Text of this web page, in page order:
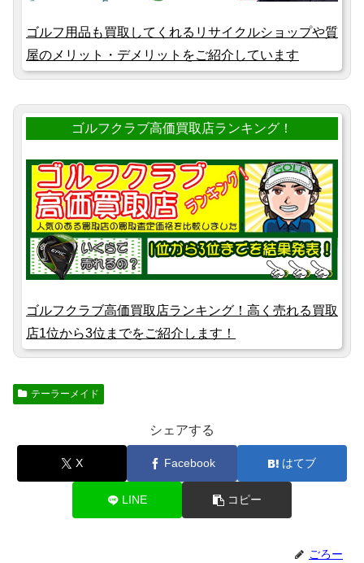
ゴルフ用品も買取してくれるリサイクルショップや質
屋のメリット・デメリットをご紹介しています
ゴルフクラブ高価買取店ランキング！
ゴルフクラブ高価買取店ランキング！高く売れる買取
店1位から3位までをご紹介します！
テーラーメイド
シェアする
X Facebook はてブ
LINE コピー
ごろー